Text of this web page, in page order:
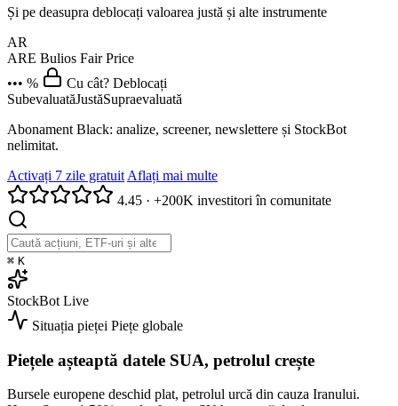
Și pe deasupra deblocați valoarea justă și alte instrumente
AR
ARE Bulios Fair Price
••• %
Cu cât? Deblocați
SubevaluatăJustăSupraevaluată
Abonament Black: analize, screener, newslettere și StockBot
nelimitat.
Activați 7 zile gratuit Aflați mai multe
4.45 · +200K investitori în comunitate
⌘ K
StockBot Live
Situația pieței Piețe globale
Piețele așteaptă datele SUA, petrolul crește
Bursele europene deschid plat, petrolul urcă din cauza Iranului.